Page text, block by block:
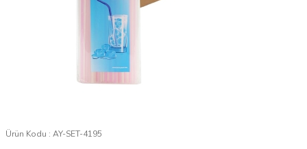
Ürün Kodu : AY-SET-4195